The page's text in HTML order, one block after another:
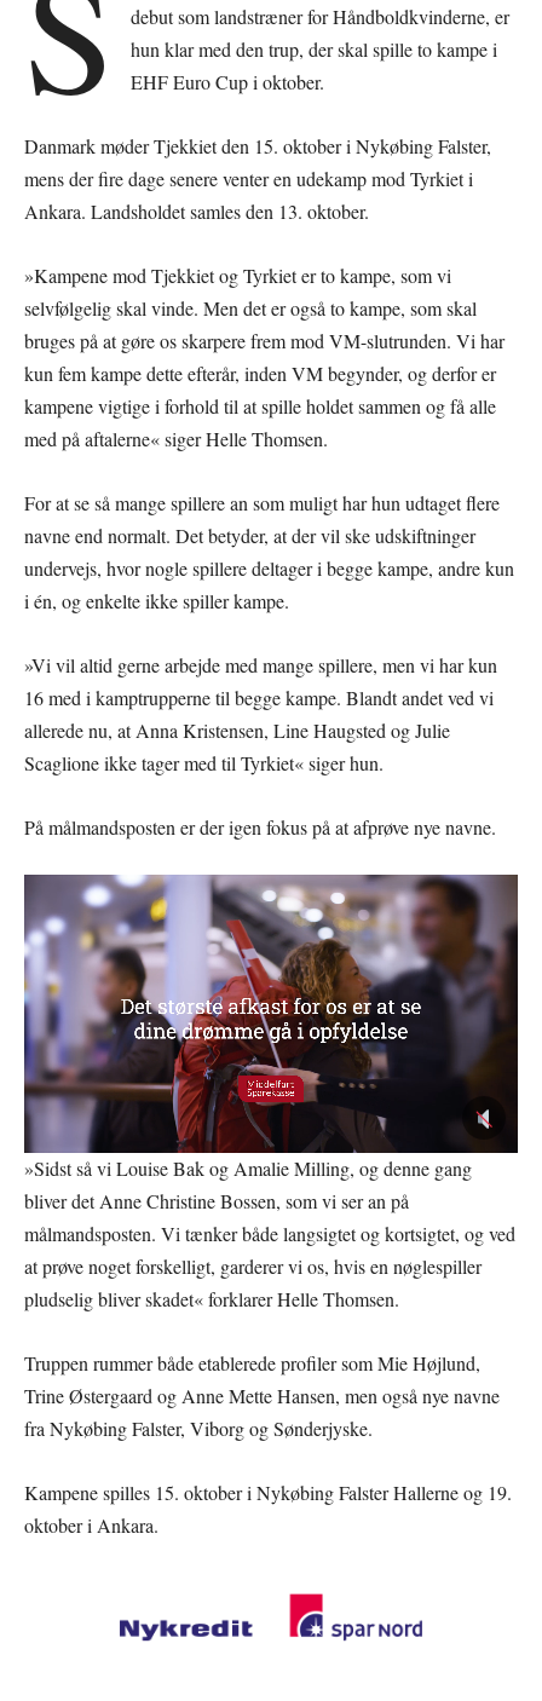
debut som landstræner for Håndboldkvinderne, er
hun klar med den trup, der skal spille to kampe i
EHF Euro Cup i oktober.
Danmark møder Tjekkiet den 15. oktober i Nykøbing Falster,
mens der fire dage senere venter en udekamp mod Tyrkiet i
Ankara. Landsholdet samles den 13. oktober.
»Kampene mod Tjekkiet og Tyrkiet er to kampe, som vi
selvfølgelig skal vinde. Men det er også to kampe, som skal
bruges på at gøre os skarpere frem mod VM-slutrunden. Vi har
kun fem kampe dette efterår, inden VM begynder, og derfor er
kampene vigtige i forhold til at spille holdet sammen og få alle
med på aftalerne« siger Helle Thomsen.
For at se så mange spillere an som muligt har hun udtaget flere
navne end normalt. Det betyder, at der vil ske udskiftninger
undervejs, hvor nogle spillere deltager i begge kampe, andre kun
i én, og enkelte ikke spiller kampe.
»Vi vil altid gerne arbejde med mange spillere, men vi har kun
16 med i kamptrupperne til begge kampe. Blandt andet ved vi
allerede nu, at Anna Kristensen, Line Haugsted og Julie
Scaglione ikke tager med til Tyrkiet« siger hun.
På målmandsposten er der igen fokus på at afprøve nye navne.
»Sidst så vi Louise Bak og Amalie Milling, og denne gang
bliver det Anne Christine Bossen, som vi ser an på
målmandsposten. Vi tænker både langsigtet og kortsigtet, og ved
at prøve noget forskelligt, garderer vi os, hvis en nøglespiller
pludselig bliver skadet« forklarer Helle Thomsen.
Truppen rummer både etablerede profiler som Mie Højlund,
Trine Østergaard og Anne Mette Hansen, men også nye navne
fra Nykøbing Falster, Viborg og Sønderjyske.
Kampene spilles 15. oktober i Nykøbing Falster Hallerne og 19.
oktober i Ankara.